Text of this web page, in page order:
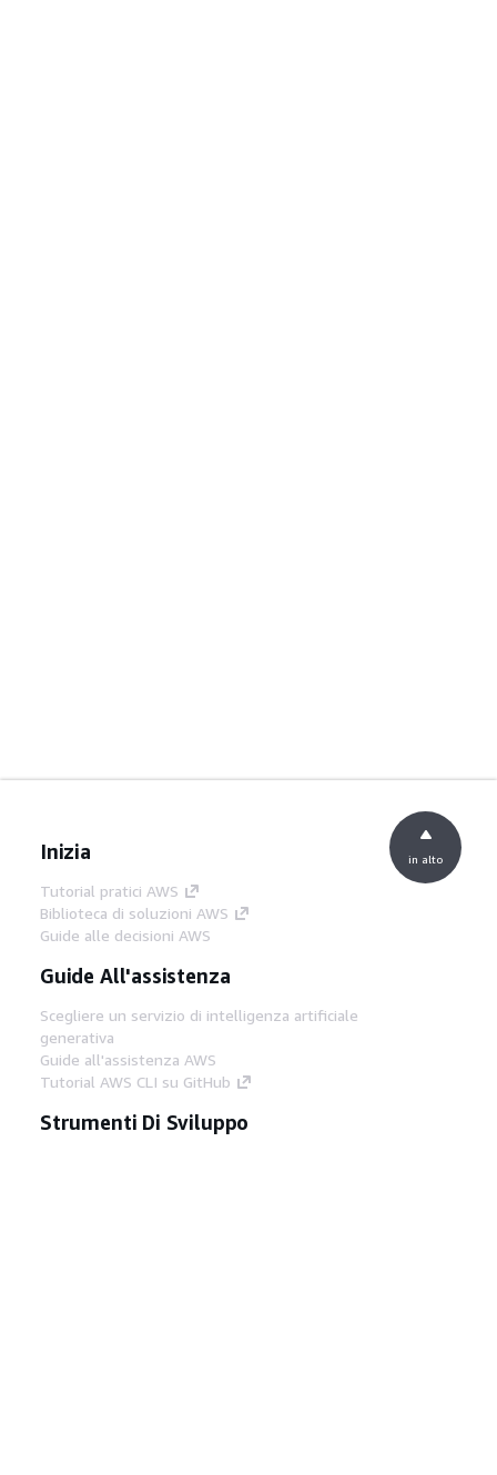
Inizia
Tutorial pratici AWS
Biblioteca di soluzioni AWS
Guide alle decisioni AWS
Guide All'assistenza
Scegliere un servizio di intelligenza artificiale
generativa
Guide all'assistenza AWS
Tutorial AWS CLI su GitHub
Strumenti Di Sviluppo
in alto